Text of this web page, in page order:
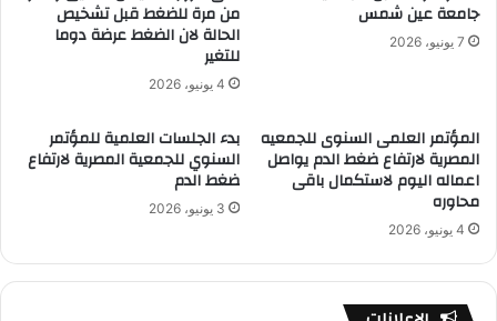
جامعة عين شمس
7 يونيو، 2026
من مرة للضغط قبل تشخيص
الحالة لان الضغط عرضة دوما
للتغير
4 يونيو، 2026
المؤتمر العلمى السنوى للجمعيه
المصرية لارتفاع ضغط الدم يواصل
اعماله اليوم لاستكمال باقى
محاوره
4 يونيو، 2026
بدء الجلسات العلمية للمؤتمر
السنوي للجمعية المصرية لارتفاع
ضغط الدم
3 يونيو، 2026